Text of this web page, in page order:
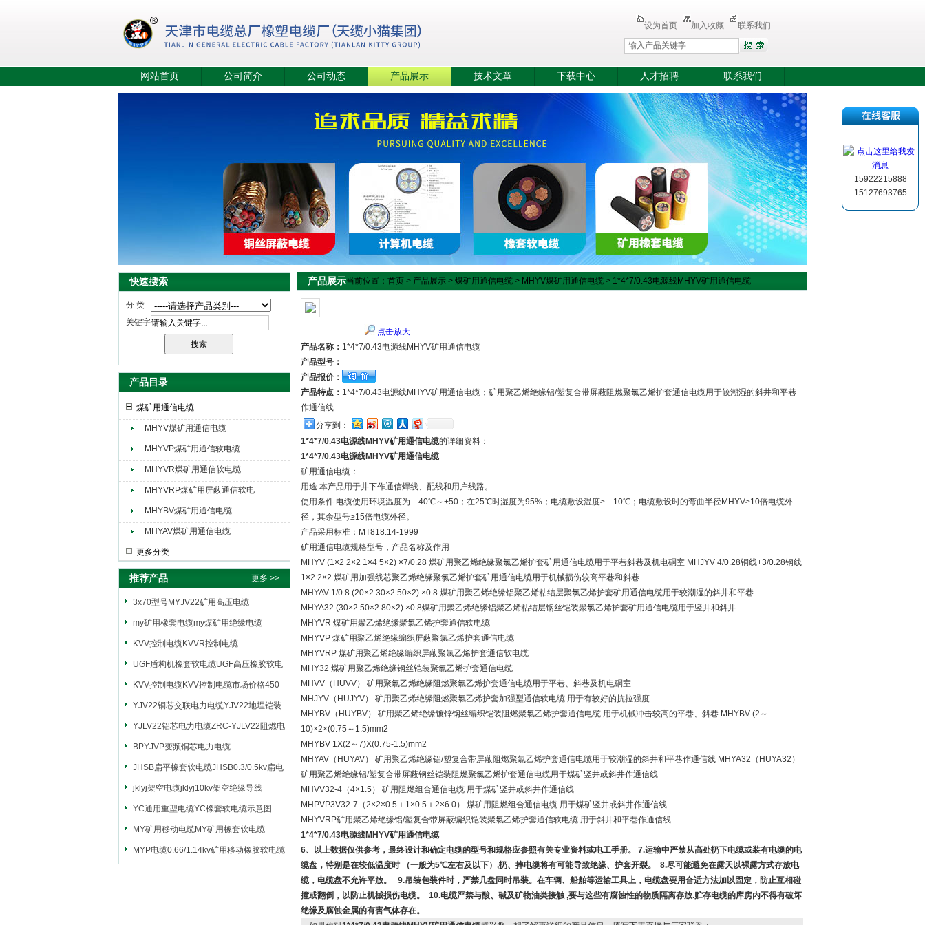
天津市电缆总厂橡塑电缆厂（天缆小猫集团）
设为首页 加入收藏 联系我们
网站首页 公司简介 公司动态 产品展示 技术文章 下载中心 人才招聘 联系我们
快速搜索
分 类
关键字
产品目录
煤矿用通信电缆
MHYV煤矿用通信电缆
MHYVP煤矿用通信软电缆
MHYVR煤矿用通信软电缆
MHYVRP煤矿用屏蔽通信软电
缆
MHYBV煤矿用通信电缆
MHYAV煤矿用通信电缆
更多分类
推荐产品 更多 >>
3x70型号MYJV22矿用高压电缆
my矿用橡套电缆my煤矿用绝缘电缆
KVV控制电缆KVVR控制电缆
UGF盾构机橡套软电缆UGF高压橡胶软电
缆
KVV控制电缆KVV控制电缆市场价格450
YJV22铜芯交联电力电缆YJV22地埋铠装
电源电缆
YJLV22铝芯电力电缆ZRC-YJLV22阻燃电
力电缆
BPYJVP变频铜芯电力电缆
JHSB扁平橡套软电缆JHSB0.3/0.5kv扁电
缆
jklyj架空电缆jklyj10kv架空绝缘导线
YC通用重型电缆YC橡套软电缆示意图
MY矿用移动电缆MY矿用橡套软电缆
MYP电缆0.66/1.14kv矿用移动橡胶软电缆
产品展示当前位置： 首页 > 产品展示 > 煤矿用通信电缆 > MHYV煤矿用通信电缆 > 1*4*7/0.43电源线MHYV矿用通信电缆
点击放大
产品名称： 1*4*7/0.43电源线MHYV矿用通信电缆
产品型号：
产品报价：
产品特点： 1*4*7/0.43电源线MHYV矿用通信电缆；矿用聚乙烯绝缘铝/塑复合带屏蔽阻燃聚氯乙烯护套通信电缆用于较潮湿的斜井和平巷
作通信线
分享到：
1*4*7/0.43电源线MHYV矿用通信电缆的详细资料：
1*4*7/0.43电源线MHYV矿用通信电缆
矿用通信电缆：
用途:本产品用于井下作通信焊线、配线和用户线路。
使用条件:电缆使用环境温度为－40℃～+50；在25℃时湿度为95%；电缆敷设温度≥－10℃；电缆敷设时的弯曲半径MHYV≥10倍电缆外
径，其余型号≥15倍电缆外径。
产品采用标准：MT818.14-1999
矿用通信电缆规格型号，产品名称及作用
MHYV (1×2 2×2 1×4 5×2) ×7/0.28 煤矿用聚乙烯绝缘聚氯乙烯护套矿用通信电缆用于平巷斜巷及机电硐室 MHJYV 4/0.28铜线+3/0.28钢线
1×2 2×2 煤矿用加强线芯聚乙烯绝缘聚氯乙烯护套矿用通信电缆用于机械损伤较高平巷和斜巷
MHYAV 1/0.8 (20×2 30×2 50×2) ×0.8 煤矿用聚乙烯绝缘铝聚乙烯粘结层聚氯乙烯护套矿用通信电缆用于较潮湿的斜井和平巷
MHYA32 (30×2 50×2 80×2) ×0.8煤矿用聚乙烯绝缘铝聚乙烯粘结层钢丝铠装聚氯乙烯护套矿用通信电缆用于竖井和斜井
MHYVR 煤矿用聚乙烯绝缘聚氯乙烯护套通信软电缆
MHYVP 煤矿用聚乙烯绝缘编织屏蔽聚氯乙烯护套通信电缆
MHYVRP 煤矿用聚乙烯绝缘编织屏蔽聚氯乙烯护套通信软电缆
MHY32 煤矿用聚乙烯绝缘钢丝铠装聚氯乙烯护套通信电缆
MHVV（HUVV） 矿用聚氯乙烯绝缘阻燃聚氯乙烯护套通信电缆用于平巷、斜巷及机电硐室
MHJYV（HUJYV） 矿用聚乙烯绝缘阻燃聚氯乙烯护套加强型通信软电缆 用于有较好的抗拉强度
MHYBV（HUYBV） 矿用聚乙烯绝缘镀锌钢丝编织铠装阻燃聚氯乙烯护套通信电缆 用于机械冲击较高的平巷、斜巷 MHYBV (2～
10)×2×(0.75～1.5)mm2
MHYBV 1X(2～7)X(0.75-1.5)mm2
MHYAV（HUYAV） 矿用聚乙烯绝缘铝/塑复合带屏蔽阻燃聚氯乙烯护套通信电缆用于较潮湿的斜井和平巷作通信线 MHYA32（HUYA32）
矿用聚乙烯绝缘铝/塑复合带屏蔽钢丝铠装阻燃聚氯乙烯护套通信电缆用于煤矿竖井或斜井作通信线
MHVV32-4（4×1.5） 矿用阻燃组合通信电缆 用于煤矿竖井或斜井作通信线
MHPVP3V32-7（2×2×0.5＋1×0.5＋2×6.0） 煤矿用阻燃组合通信电缆 用于煤矿竖井或斜井作通信线
MHYVRP矿用聚乙烯绝缘铝/塑复合带屏蔽编织铠装聚氯乙烯护套通信软电缆 用于斜井和平巷作通信线
1*4*7/0.43电源线MHYV矿用通信电缆
6、以上数据仅供参考，最终设计和确定电缆的型号和规格应参照有关专业资料或电工手册。 7.运输中严禁从高处扔下电缆或装有电缆的电
缆盘，特别是在较低温度时 （一般为5℃左右及以下）,扔、摔电缆将有可能导致绝缘、护套开裂。 8.尽可能避免在露天以裸露方式存放电
缆，电缆盘不允许平放。 9.吊装包装件时，严禁几盘同时吊装。在车辆、船舶等运输工具上，电缆盘要用合适方法加以固定，防止互相碰
撞或翻倒，以防止机械损伤电缆。 10.电缆严禁与酸、碱及矿物油类接触 ,要与这些有腐蚀性的物质隔离存放.贮存电缆的库房内不得有破坏
绝缘及腐蚀金属的有害气体存在。
15922215888
15127693765